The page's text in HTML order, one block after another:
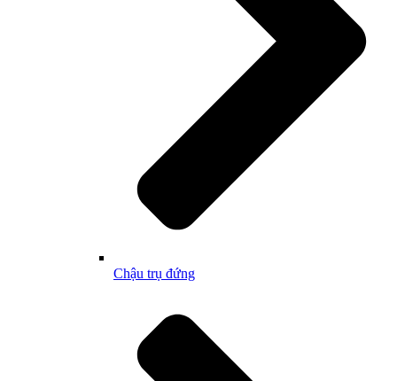
Chậu trụ đứng